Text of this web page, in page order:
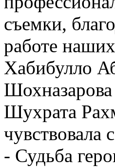
съемки,
работе
Хабибулло
Шухрата
чувствовала
- Судьба